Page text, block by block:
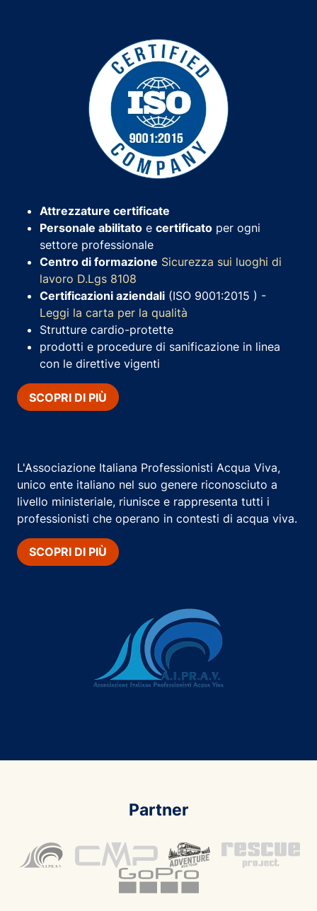
Attrezzature certificate
Personale abilitato e certificato per ogni
settore professionale
Centro di formazione Sicurezza sui luoghi di
lavoro D.Lgs 8108
Certificazioni aziendali (ISO 9001:2015 ) -
Leggi la carta per la qualità
Strutture cardio-protette
prodotti e procedure di sanificazione in linea
con le direttive vigenti
SCOPRI DI PIÙ
L'Associazione Italiana Professionisti Acqua Viva,
unico ente italiano nel suo genere riconosciuto a
livello ministeriale, riunisce e rappresenta tutti i
professionisti che operano in contesti di acqua viva.
SCOPRI DI PIÙ
Partner